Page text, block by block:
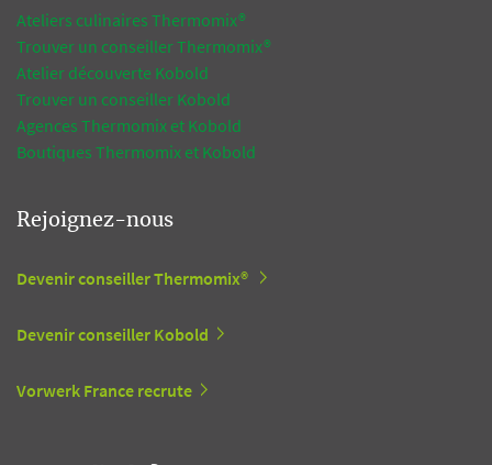
Ateliers culinaires Thermomix®
Trouver un conseiller Thermomix®
Atelier découverte Kobold
Trouver un conseiller Kobold
Agences Thermomix et Kobold
Boutiques Thermomix et Kobold
Rejoignez-nous
Devenir conseiller Thermomix®
Devenir conseiller Kobold
Vorwerk France recrute